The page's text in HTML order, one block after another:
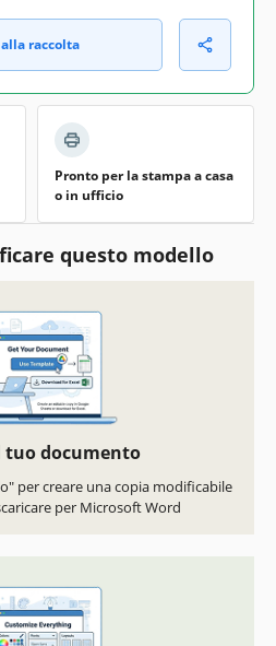
raccolta
Pronto per la stampa a casa
o in ufficio
questo modello
documento
per creare una copia modificabile
per Microsoft Word